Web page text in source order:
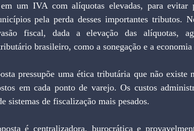
um IVA com alíquotas elevadas, para evitar
pela perda desses importantes tributos.
fiscal, dada a elevação das alíquotas,
brasileiro, como a sonegação e a
pressupõe uma ética tributária que não existe
em cada ponto de varejo. Os custos
sistemas de fiscalização mais pesados.
é centralizadora, burocrática e